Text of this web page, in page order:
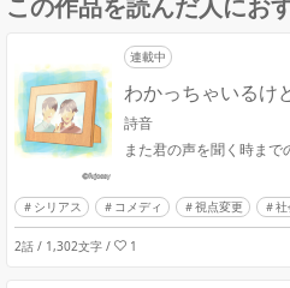
この作品を読んだ人にお
連載中
わかっちゃいるけ
詩音
また君の声を聞く時まで
シリアス コメディ 視点変更 社
2話 / 1,302文字 / 1